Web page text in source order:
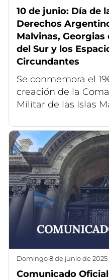
10 de junio: Día de
Derechos
Malvinas, Georgias
del Sur y los
Circundantes
Se conmemora el
creación de la
Militar de las Islas
domingo 8 de junio de 2025
Comunicado Oficial